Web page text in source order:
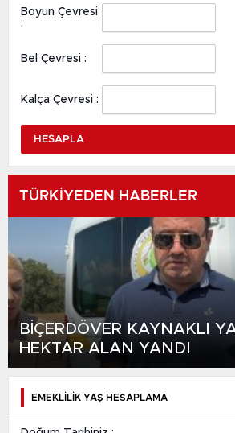
Boyun Çevresi
:
Bel Çevresi :
Kalça Çevresi :
HESAPLA
TÜRKİYEDEN HABERLER
BİÇERDÖVER KAYNAKLI
HEKTAR ALAN YANDI
EMEKLİLİK YAŞ HESAPLAMA